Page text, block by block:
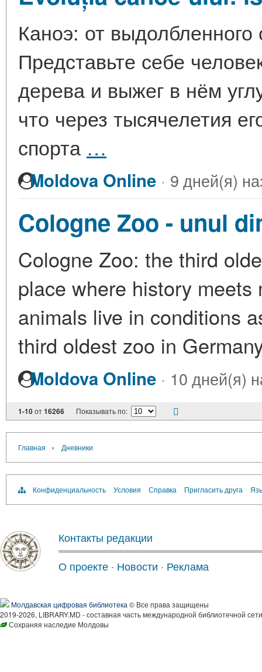
Каноэ: от выдолбленного
Представьте себе
дерева и выжег в нём
что через тысячелетия
спорта …
Moldova Online · 9 дней(я)
Cologne Zoo - unul
Cologne Zoo: the third
place where history
animals live in conditions
third oldest zoo in
Moldova Online · 10 дней(я)
1-10от16266 Показывать по:
Главная › Дневники
Конфиденциальность Условия Справка Пригласить друга
Контакты редакции
О проекте · Новости · Реклама
Молдавская цифровая библиотека © Все права защищены
2019-2026, LIBRARY.MD - составная часть международной библиотечной
Сохраняя наследие Молдовы